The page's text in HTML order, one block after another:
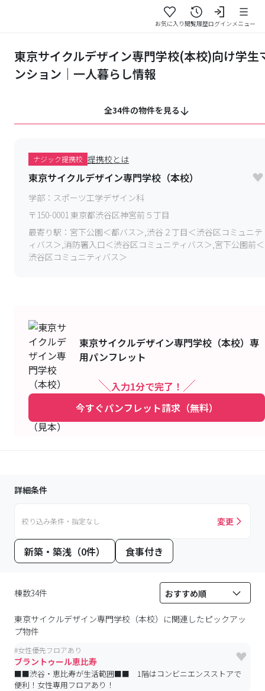
お気に入り閲覧履歴ログインメニュー
東京サイクルデザイン専門学校(本校)向け学生
ンション｜一人暮らし情報
全34件の物件を見る
ナジック提携校 提携校とは
東京サイクルデザイン専門学校（本校）
学部： スポーツ工学デザイン科
〒 150-0001東京都渋谷区神宮前５丁目
最寄り駅： 宮下公園＜都バス＞,渋谷２丁目＜渋谷区コミュニテ
ィバス＞,消防署入口＜渋谷区コミュニティバス＞,宮下公園前＜
渋谷区コミュニティバス＞
東京サイクルデザイン専門学校（本校） 専
用パンフレット
入力1分で完了！
今すぐパンフレット請求（無料）
詳細条件
絞り込み条件・指定なし 変更
新築・築浅（0件） 食事付き
棟数34件
東京サイクルデザイン専門学校（本校） に関連したピックアッ
プ物件
#女性優先フロアあり
ブラントゥール恵比寿
■■渋谷・恵比寿が生活範囲■■ 1階はコンビニエンスストアで
便利！女性専用フロアあり！